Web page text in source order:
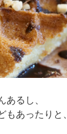
あるし、
もあったりと